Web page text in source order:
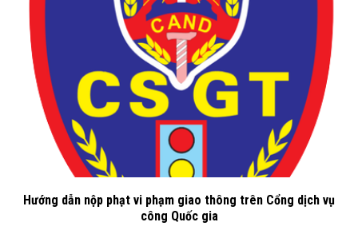
Hướng dẫn nộp phạt vi phạm giao thông trên Cổng dịch vụ
công Quốc gia